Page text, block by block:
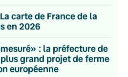
carte de France de la
en 2026
: la préfecture de
grand projet de ferme
européenne